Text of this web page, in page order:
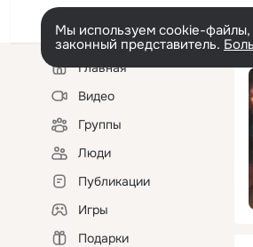
Мы используем cookie-файлы,
законный представитель.
Левая
колонкаГлавная
Видео
Группы
Люди
Публикации
Игры
Подарки